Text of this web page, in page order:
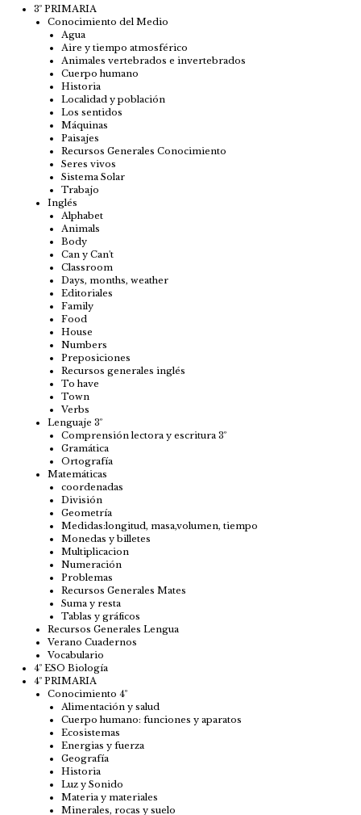
3º PRIMARIA
Conocimiento del Medio
Agua
Aire y tiempo atmosférico
Animales vertebrados e invertebrados
Cuerpo humano
Historia
Localidad y población
Los sentidos
Máquinas
Paisajes
Recursos Generales Conocimiento
Seres vivos
Sistema Solar
Trabajo
Inglés
Alphabet
Animals
Body
Can y Can't
Classroom
Days, months, weather
Editoriales
Family
Food
House
Numbers
Preposiciones
Recursos generales inglés
To have
Town
Verbs
Lenguaje 3º
Comprensión lectora y escritura 3º
Gramática
Ortografía
Matemáticas
coordenadas
División
Geometría
Medidas:longitud, masa,volumen, tiempo
Monedas y billetes
Multiplicacion
Numeración
Problemas
Recursos Generales Mates
Suma y resta
Tablas y gráficos
Recursos Generales Lengua
Verano Cuadernos
Vocabulario
4º ESO Biología
4º PRIMARIA
Conocimiento 4º
Alimentación y salud
Cuerpo humano: funciones y aparatos
Ecosistemas
Energias y fuerza
Geografía
Historia
Luz y Sonido
Materia y materiales
Minerales, rocas y suelo